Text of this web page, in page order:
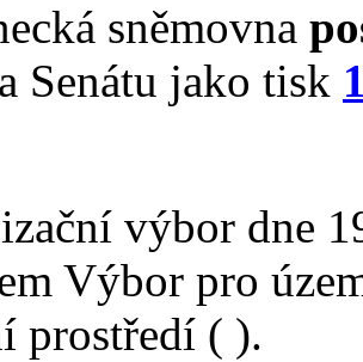
sněmovna
Senátu jako tisk
výbor dne
Výbor pro
prostředí ( ).